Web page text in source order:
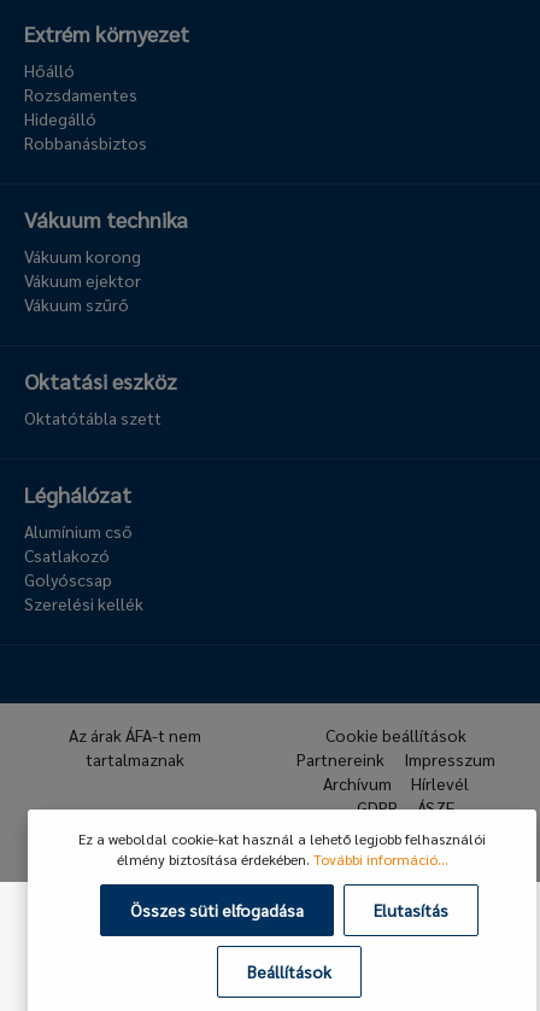
Extrém környezet
Hőálló
Rozsdamentes
Hidegálló
Robbanásbiztos
Vákuum technika
Vákuum korong
Vákuum ejektor
Vákuum szűrő
Oktatási eszköz
Oktatótábla szett
Léghálózat
Alumínium cső
Csatlakozó
Golyóscsap
Szerelési kellék
© 2026 Hafner Pneumatika
Az árak ÁFA-t nem
tartalmaznak
Cookie beállítások
Partnereink
Impresszum
Archívum
Hírlevél
GDPR
ÁSZF
Ez a weboldal cookie-kat használ a lehető legjobb felhasználói
élmény biztosítása érdekében. További információ...
Összes süti elfogadása Elutasítás
Beállítások